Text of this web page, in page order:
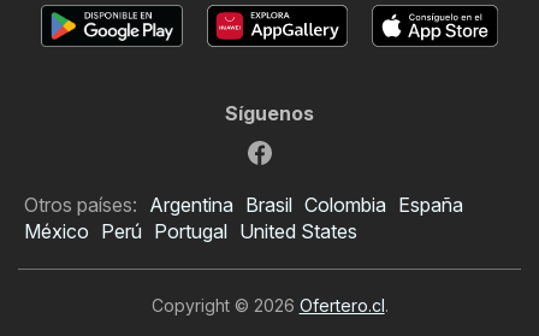
Síguenos
Otros países: Argentina Brasil Colombia España
México Perú Portugal United States
Copyright © 2026 Ofertero.cl.